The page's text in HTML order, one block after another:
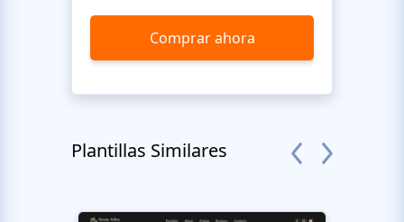
Comprar ahora
Plantillas Similares